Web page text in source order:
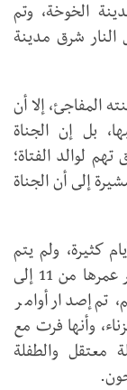
مدينة الخوخة، وتم
النار شرق مدينة
المفاجئ، إلا أن
بل إن الجناة
تهم لوالد الفتاة؛
إلى أن الجناة
كثيرة، ولم يتم
تسليمها لوالدها ليرضى بتزويجها، وتم تزوير عمرها من 11 إلى
تم إصدار أوامر
وأنها فرت مع
معتقل والطفلة